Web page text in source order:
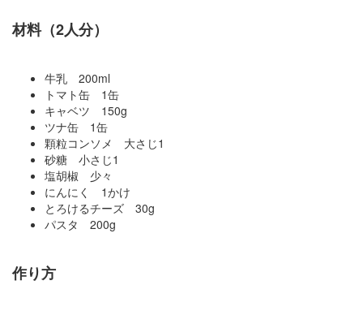
材料（2人分）
牛乳 200ml
トマト缶 1缶
キャベツ 150g
ツナ缶 1缶
顆粒コンソメ 大さじ1
砂糖 小さじ1
塩胡椒 少々
にんにく 1かけ
とろけるチーズ 30g
パスタ 200g
作り方